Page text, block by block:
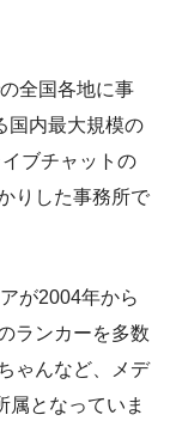
全国各地に事
国内最大規模の
ブチャットの
りした事務所で
が2004年から
ランカーを多数
ゃんなど、メデ
属となっていま